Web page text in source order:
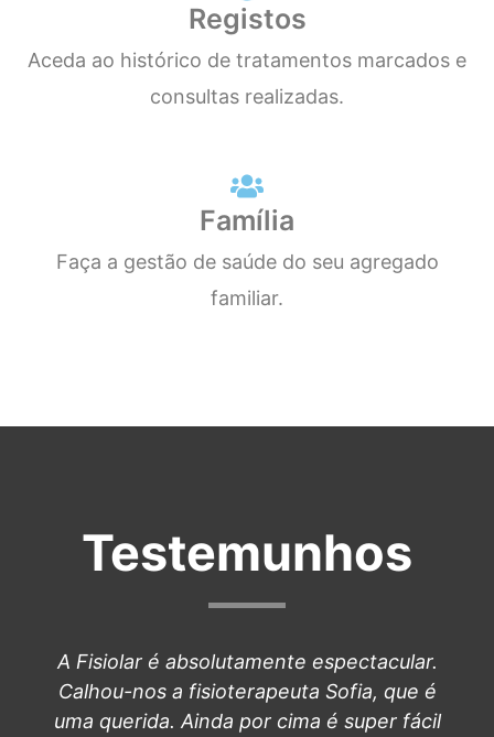
Registos
Aceda ao histórico de tratamentos marcados e
consultas realizadas.
Família
Faça a gestão de saúde do seu agregado
familiar.
Testemunhos
A Fisiolar é absolutamente espectacular.
Calhou-nos a fisioterapeuta Sofia, que é
uma querida. Ainda por cima é super fácil